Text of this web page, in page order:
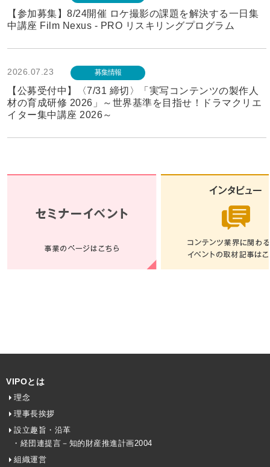
【参加募集】8/24開催 ロケ撮影の課題を解決する一日集
中講座 Film Nexus - PRO リスキリングプログラム
2026.07.23 募集情報
【公募受付中】〈7/31 締切〉「実写コンテンツの製作人
材の育成研修 2026」～世界基準を目指せ！ドラマクリエ
イター集中講座 2026～
VIPOとは
理念
理事長挨拶
設立趣旨・沿革
・経団連提言－知的財産推進計画2004
組織運営